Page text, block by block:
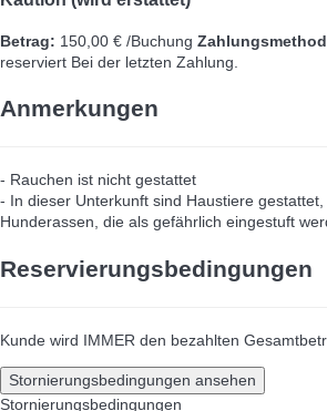
Betrag: 150,00 € /Buchung
reserviert Bei der letzten Zahlung.
Anmerkungen
- Rauchen ist nicht gestattet
- In dieser Unterkunft sind Haustiere
Hunderassen, die als gefährlich eingestuft
Reservierungsbedingungen
Kunde wird IMMER den bezahlten
Stornierungsbedingungen ansehen
Stornierungsbedingungen